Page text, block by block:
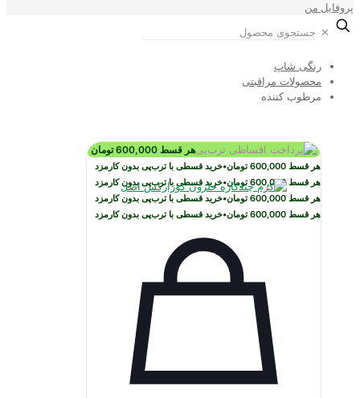
پروفایل من
✕
رنگی شاپ
محصولات مراقبتی
مرطوب کننده
هر قسط 600,000 تومان
هر قسط600,000 تومان•خرید قسطی با ترب‌پی بدون کارمزد
هر قسط600,000 تومان•خرید قسطی با ترب‌پی بدون کارمزد
هر قسط600,000 تومان•خرید قسطی با ترب‌پی بدون کارمزد
هر قسط600,000 تومان•خرید قسطی با ترب‌پی بدون کارمزد